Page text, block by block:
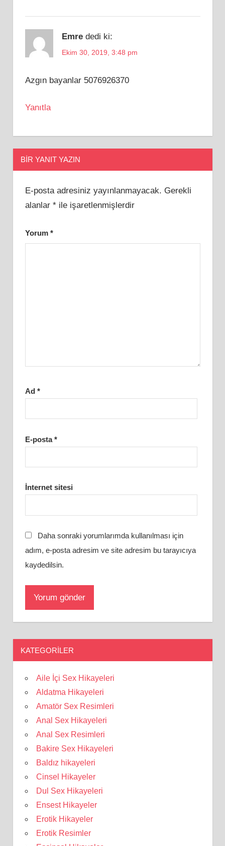
Emre dedi ki:
Ekim 30, 2019, 3:48 pm
Azgın bayanlar 5076926370
Yanıtla
BIR YANIT YAZIN
E-posta adresiniz yayınlanmayacak. Gerekli
alanlar *ile işaretlenmişlerdir
Yorum *
Ad *
E-posta*
İnternet sitesi
Daha sonraki yorumlarımda kullanılması için
adım, e-posta adresim ve site adresim bu tarayıcıya
kaydedilsin.
KATEGORILER
Aile İçi Sex Hikayeleri
Aldatma Hikayeleri
Amatör Sex Resimleri
Anal Sex Hikayeleri
Anal Sex Resimleri
Bakire Sex Hikayeleri
Baldız hikayeleri
Cinsel Hikayeler
Dul Sex Hikayeleri
Ensest Hikayeler
Erotik Hikayeler
Erotik Resimler